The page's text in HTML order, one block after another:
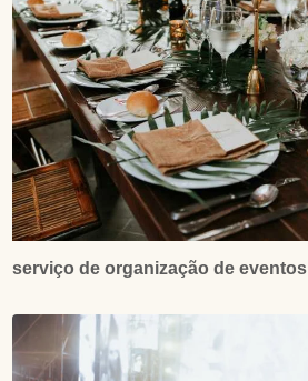
serviço de organização de eventos